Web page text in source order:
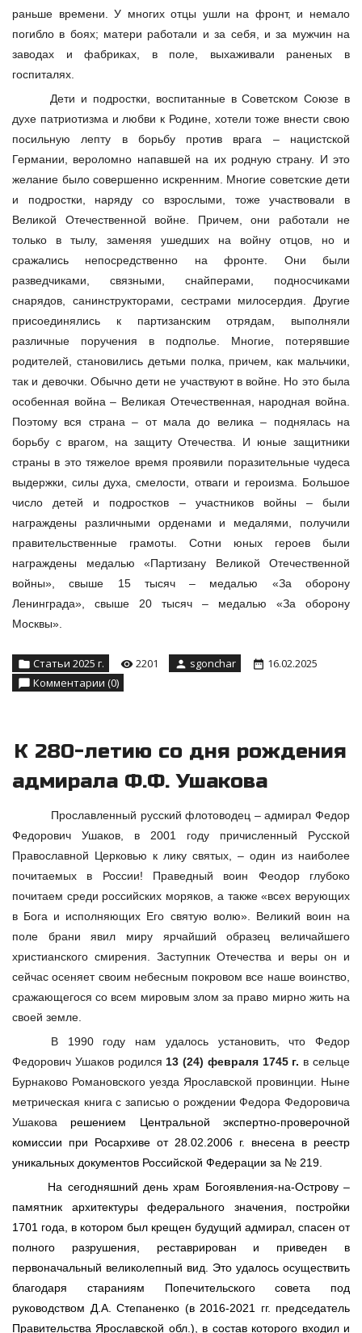
раньше времени. У многих отцы ушли на фронт, и немало
погибло в боях; матери работали и за себя, и за мужчин на
заводах и фабриках, в поле, выхаживали раненых в
госпиталях.
Дети и подростки, воспитанные в Советском Союзе в
духе патриотизма и любви к Родине, хотели тоже внести свою
посильную лепту в борьбу против врага – нацистской
Германии, вероломно напавшей на их родную страну. И это
желание было совершенно искренним. Многие советские дети
и подростки, наряду со взрослыми, тоже участвовали в
Великой Отечественной войне. Причем, они работали не
только в тылу, заменяя ушедших на войну отцов, но и
сражались непосредственно на фронте. Они были
разведчиками, связными, снайперами, подносчиками
снарядов, санинструкторами, сестрами милосердия. Другие
присоединялись к партизанским отрядам, выполняли
различные поручения в подполье. Многие, потерявшие
родителей, становились детьми полка, причем, как мальчики,
так и девочки. Обычно дети не участвуют в войне. Но это была
особенная война – Великая Отечественная, народная война.
Поэтому вся страна – от мала до велика – поднялась на
борьбу с врагом, на защиту Отечества. И юные защитники
страны в это тяжелое время проявили поразительные чудеса
выдержки, силы духа, смелости, отваги и героизма. Большое
число детей и подростков – участников войны – были
награждены различными орденами и медалями, получили
правительственные грамоты. Сотни юных героев были
награждены медалью «Партизану Великой Отечественной
войны», свыше 15 тысяч – медалью «За оборону
Ленинграда», свыше 20 тысяч – медалью «За оборону
Москвы».
Статьи 2025 г. 2201 sgonchar
16.02.2025
Комментарии (0)
К 280-летию со дня рождения
адмирала Ф.Ф. Ушакова
Прославленный русский флотоводец – адмирал Федор
Федорович Ушаков, в 2001 году причисленный Русской
Православной Церковью к лику святых, – один из наиболее
почитаемых в России! Праведный воин Феодор глубоко
почитаем среди российских моряков, а также «всех верующих
в Бога и исполняющих Его святую волю». Великий воин на
поле брани явил миру ярчайший образец величайшего
христианского смирения. Заступник Отечества и веры он и
сейчас осеняет своим небесным покровом все наше воинство,
сражающегося со всем мировым злом за право мирно жить на
своей земле.
В 1990 году нам удалось установить, что Федор
Федорович Ушаков родился 13 (24) февраля 1745 г. в сельце
Бурнаково Романовского уезда Ярославской провинции. Ныне
метрическая книга с записью о рождении Федора Федоровича
Ушакова решением Центральной экспертно-проверочной
комиссии при Росархиве от 28.02.2006 г. внесена в реестр
уникальных документов Российской Федерации за № 219.
На сегодняшний день храм Богоявления-на-Острову –
памятник архитектуры федерального значения, постройки
1701 года, в котором был крещен будущий адмирал, спасен от
полного разрушения, реставрирован и приведен в
первоначальный великолепный вид. Это удалось осуществить
благодаря стараниям Попечительского совета под
руководством Д.А. Степаненко (в 2016-2021 гг. председатель
Правительства Ярославской обл.), в состав которого входил и